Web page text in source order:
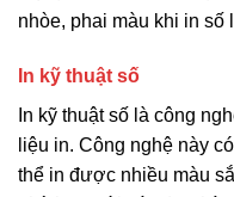
nhòe, phai màu khi in
In kỹ thuật số
In kỹ thuật số là công
liệu in. Công nghệ này
thể in được nhiều màu